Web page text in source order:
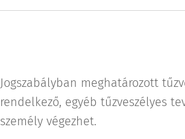
Jogszabályban meghatározott
rendelkező, egyéb tűzveszélyes
személy végezhet.